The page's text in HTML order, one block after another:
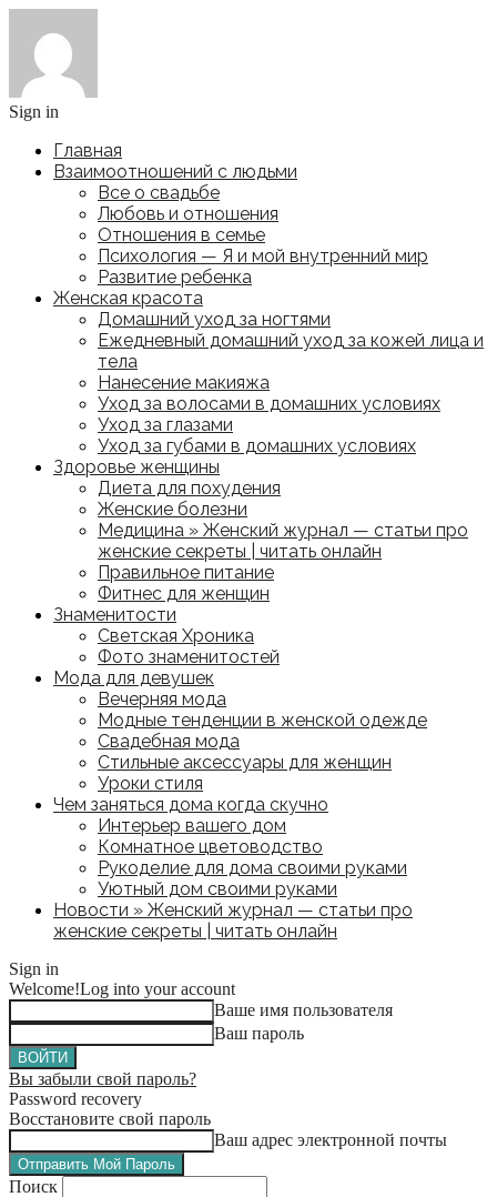
Sign in
Главная
Взаимоотношений с людьми
Все о свадьбе
Любовь и отношения
Отношения в семье
Психология — Я и мой внутренний мир
Развитие ребенка
Женская красота
Домашний уход за ногтями
Ежедневный домашний уход за кожей лица и
тела
Нанесение макияжа
Уход за волосами в домашних условиях
Уход за глазами
Уход за губами в домашних условиях
Здоровье женщины
Диета для похудения
Женские болезни
Медицина » Женский журнал — статьи про
женские секреты | читать онлайн
Правильное питание
Фитнес для женщин
Знаменитости
Светская Хроника
Фото знаменитостей
Мода для девушек
Вечерняя мода
Модные тенденции в женской одежде
Свадебная мода
Стильные аксессуары для женщин
Уроки стиля
Чем заняться дома когда скучно
Интерьер вашего дом
Комнатное цветоводство
Рукоделие для дома своими руками
Уютный дом своими руками
Новости » Женский журнал — статьи про
женские секреты | читать онлайн
Sign in
Welcome!Log into your account
Ваше имя пользователя
Ваш пароль
Вы забыли свой пароль?
Password recovery
Восстановите свой пароль
Ваш адрес электронной почты
Поиск